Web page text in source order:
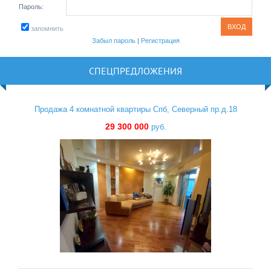
Пароль:
запомнить
Забыл пароль| Регистрация
СПЕЦПРЕДЛОЖЕНИЯ
Продажа 4 комнатной квартиры Спб, Северный пр.д.18
29 300 000руб.